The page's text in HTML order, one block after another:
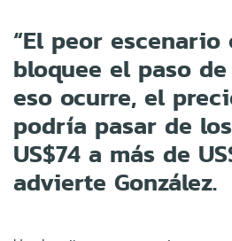
“El peor escenario
bloquee el paso
eso ocurre, el
podría pasar de
US$74 a más de
advierte González.